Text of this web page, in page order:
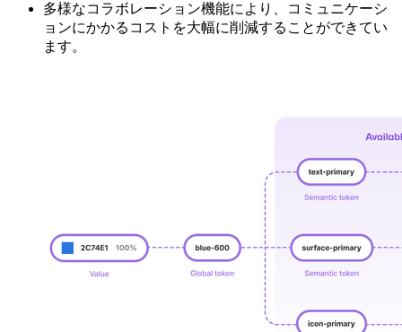
多様なコラボレーション機能により、コミュニケーシ
ョンにかかるコストを大幅に削減することができてい
ます。